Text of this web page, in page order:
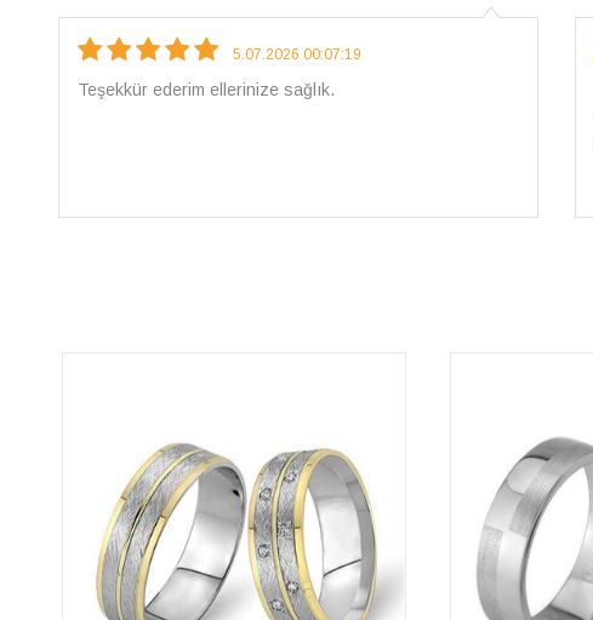
4.08.2026 16:27:03
Çarpıcı ve olağanüstü bir işçilikle hazırlanmış bir